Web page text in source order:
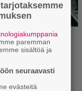
paremman
sisältöä ja
seuraavasti
evästeitä